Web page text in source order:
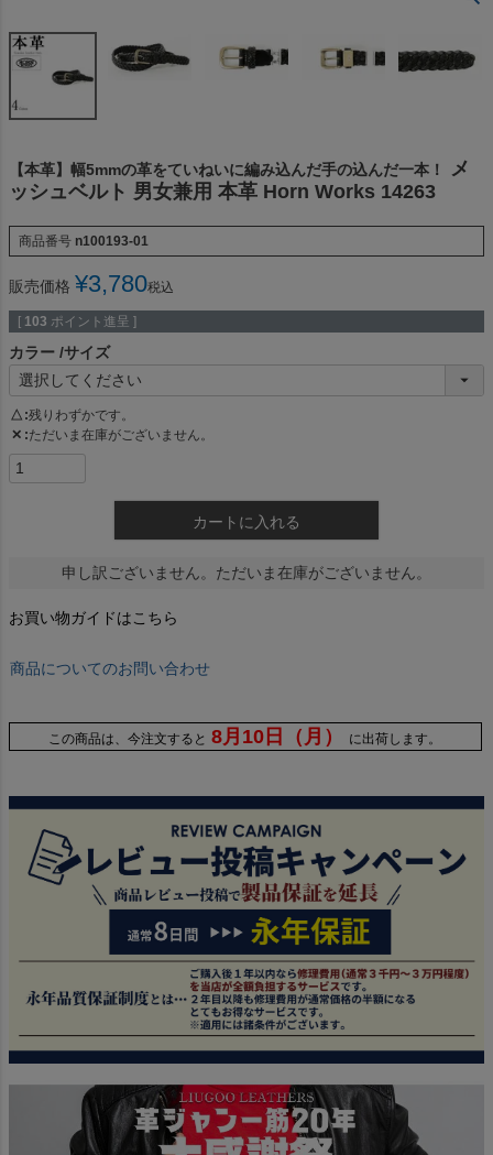
【本革】幅5mmの革をていねいに編み込んだ手の込んだ一本！
メ
ッシュベルト 男女兼用 本革 Horn Works 14263
商品番号 n100193-01
販売価格 ¥3,780税込
[ 103 ポイント進呈 ]
カラー サイズ
△ 残りわずかです。
✕ ただいま在庫がございません。
カートに入れる
申し訳ございません。ただいま在庫がございません。
お買い物ガイドはこちら
商品についてのお問い合わせ